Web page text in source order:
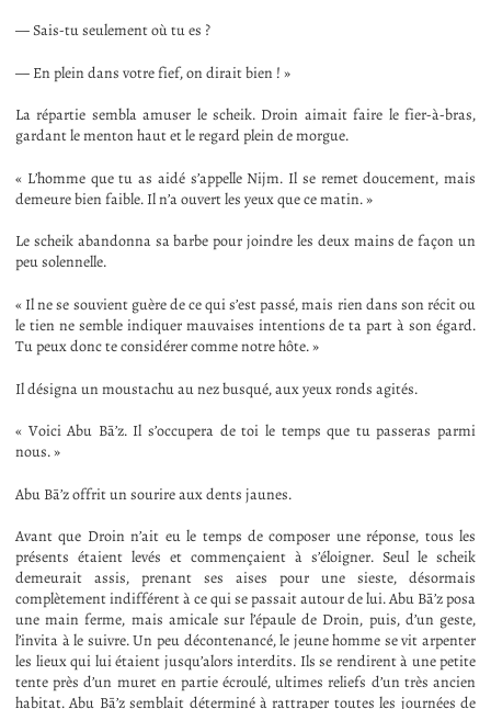
— Sais-tu seulement où tu es ?
— En plein dans votre fief, on dirait bien ! »
La répartie sembla amuser le scheik. Droin aimait faire le fier-à-bras,
gardant le menton haut et le regard plein de morgue.
« L’homme que tu as aidé s’appelle Nijm. Il se remet doucement, mais
demeure bien faible. Il n’a ouvert les yeux que ce matin. »
Le scheik abandonna sa barbe pour joindre les deux mains de façon un
peu solennelle.
« Il ne se souvient guère de ce qui s’est passé, mais rien dans son récit ou
le tien ne semble indiquer mauvaises intentions de ta part à son égard.
Tu peux donc te considérer comme notre hôte. »
Il désigna un moustachu au nez busqué, aux yeux ronds agités.
« Voici Abu Bā’z. Il s’occupera de toi le temps que tu passeras parmi
nous. »
Abu Bā’z offrit un sourire aux dents jaunes.
Avant que Droin n’ait eu le temps de composer une réponse, tous les
présents étaient levés et commençaient à s’éloigner. Seul le scheik
demeurait assis, prenant ses aises pour une sieste, désormais
complètement indifférent à ce qui se passait autour de lui. Abu Bā’z posa
une main ferme, mais amicale sur l’épaule de Droin, puis, d’un geste,
l’invita à le suivre. Un peu décontenancé, le jeune homme se vit arpenter
les lieux qui lui étaient jusqu’alors interdits. Ils se rendirent à une petite
tente près d’un muret en partie écroulé, ultimes reliefs d’un très ancien
habitat. Abu Bā’z semblait déterminé à rattraper toutes les journées de